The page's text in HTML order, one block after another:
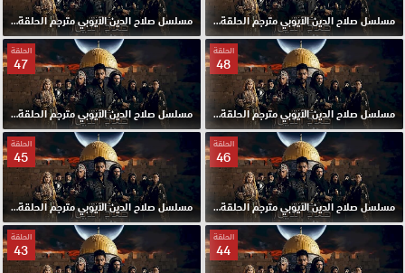
مسلسل صلاح الدين الايوبي مترجم الحلقة 50 HD مسلسل صلاح الدين الايوبي مترجم الحلقة 49 HD
الحلقة
48
مسلسل صلاح الدين الايوبي مترجم الحلقة 48 HD
الحلقة
47
مسلسل صلاح الدين الايوبي مترجم الحلقة 47 HD
الحلقة
46
مسلسل صلاح الدين الايوبي مترجم الحلقة 46 HD
الحلقة
45
مسلسل صلاح الدين الايوبي مترجم الحلقة 45 HD
الحلقة
44
الحلقة
43